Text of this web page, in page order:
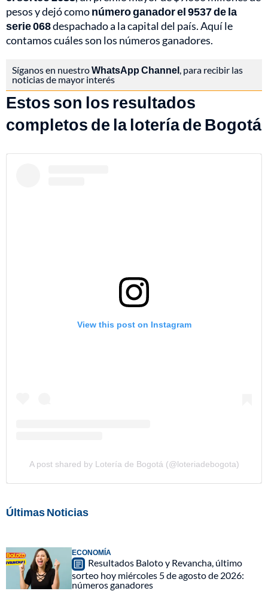
pesos y dejó comonúmero ganador el 9537 de la
serie 068despachado a la capital del país. Aquí le
contamos cuáles son los números ganadores.
Síganos en nuestroWhatsApp Channel, para recibir las
noticias de mayor interés
Estos son los resultados
completos de la lotería de Bogotá
View this post on Instagram
A post shared by Lotería de Bogotá (@loteriadebogota)
Últimas Noticias
ECONOMÍA
Resultados Baloto y Revancha, último
sorteo hoy miércoles 5 de agosto de 2026:
números ganadores